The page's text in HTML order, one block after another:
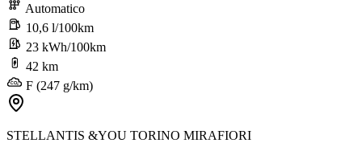
Automatico
10,6 l/100km
23 kWh/100km
42 km
F (247 g/km)
STELLANTIS &YOU TORINO MIRAFIORI